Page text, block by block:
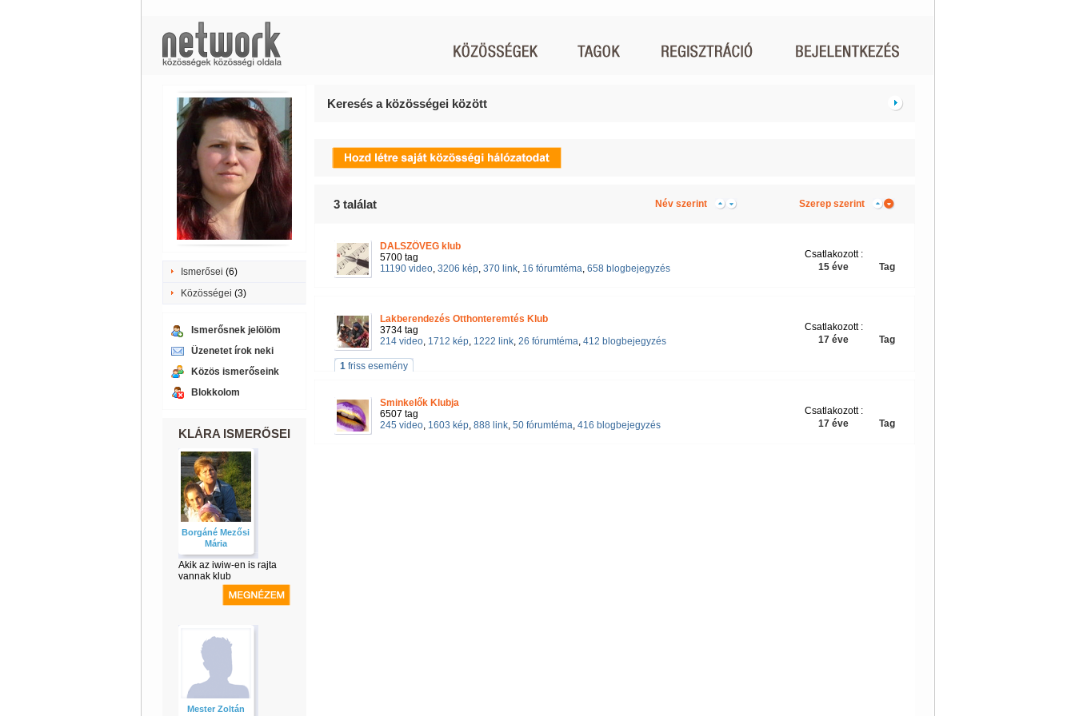
Ismerősei (6)
Közösségei (3)
Ismerősnek jelölöm
Üzenetet írok neki
Közös ismerőseink
Blokkolom
KLÁRA ISMERŐSEI
Borgáné Mezősi
Mária
Akik az iwiw-en is rajta
vannak klub
Mester Zoltán
Keresés a közösségei között
3találat Név szerint Szerep szerint
DALSZÖVEG klub
5700 tag
11190 video, 3206 kép, 370 link, 16 fórumtéma, 658 blogbejegyzés Tag
Csatlakozott :
15 éve
Lakberendezés Otthonteremtés Klub
3734 tag
214 video, 1712 kép, 1222 link, 26 fórumtéma, 412 blogbejegyzés Tag
Csatlakozott :
17 éve
1friss esemény
Sminkelők Klubja
6507 tag
245 video, 1603 kép, 888 link, 50 fórumtéma, 416 blogbejegyzés Tag
Csatlakozott :
17 éve